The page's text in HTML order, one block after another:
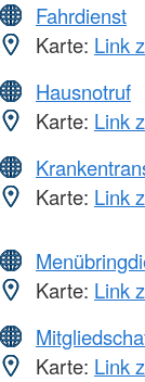
Fahrdienst
Karte: Link
Hausnotruf
Karte: Link
Karte: Link
Karte: Link
Karte: Link